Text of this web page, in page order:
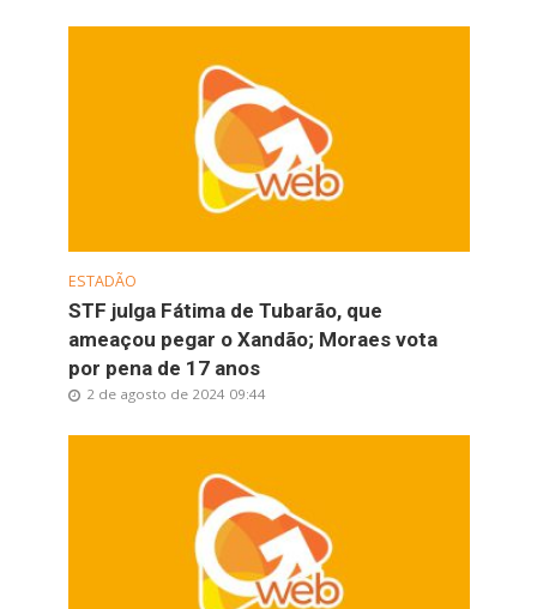
ESTADÃO
STF julga Fátima de Tubarão, que
ameaçou pegar o Xandão; Moraes vota
por pena de 17 anos
2 de agosto de 2024 09:44